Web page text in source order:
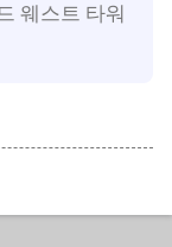
웨스트 타워